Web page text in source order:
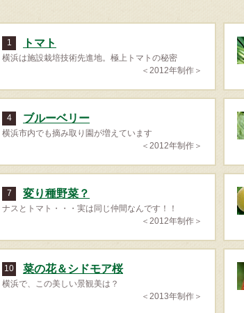
1 トマト
横浜は施設栽培技術先進地。極上トマトの秘密
＜2012年制作＞
4 ブルーベリー
横浜市内でも摘み取り園が増えています
＜2012年制作＞
7 変り種野菜？
ナスとトマト・・・実は同じ仲間なんです！！
＜2012年制作＞
10 菜の花＆シドモア桜
横浜で、この美しい景観美は？
＜2013年制作＞